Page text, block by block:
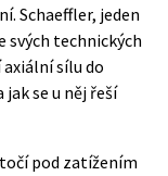
Schaeffler, jeden
technických
sílu do
se u něj řeší
pod zatížením